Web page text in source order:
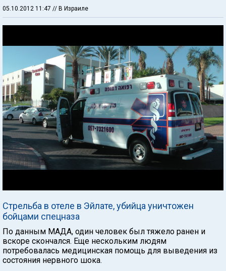
05.10.2012 11:47 // В Израиле
Стрельба в отеле в Эйлате, убийца уничтожен
бойцами спецназа
По данным МАДА, один человек был тяжело ранен и
вскоре скончался. Еще нескольким людям
потребовалась медицинская помощь для выведения из
состояния нервного шока.